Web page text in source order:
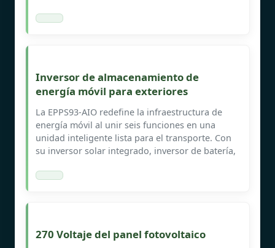
Inversor de almacenamiento de
energía móvil para exteriores
La EPPS93-AIO redefine la infraestructura de
energía móvil al unir seis funciones en una
unidad inteligente lista para el transporte. Con
su inversor solar integrado, inversor de batería,
270 Voltaje del panel fotovoltaico